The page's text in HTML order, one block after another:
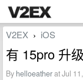
V2EX › iOS
有 15pro 升
By helloeatherat Jul